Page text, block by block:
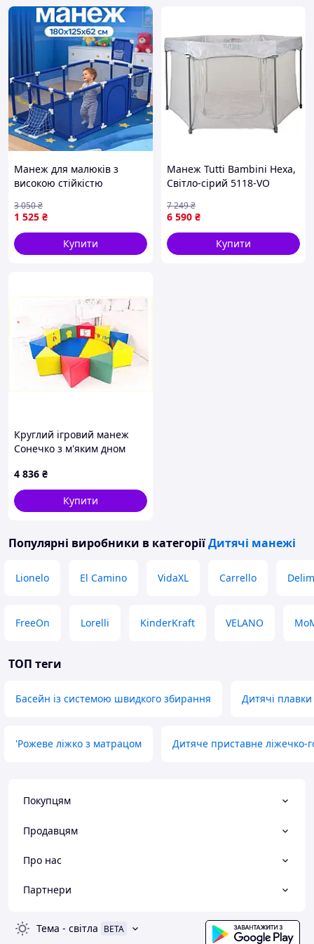
Манеж для малюків з
високою стійкістю
ігровий для дітей KP-50
1 525 ₴
3 050₴
Купити
Манеж Tutti Bambini Hexa,
Світло-сірий 5118-VO
6 590 ₴
7 249₴
Купити
Круглий ігровий манеж
Сонечко з м'яким дном
4 836 ₴
Купити
Популярні виробники в категоріїДитячі манежі
Lionelo El Camino VidaXL Carrello
FreeOn Lorelli KinderKraft VELANO
ТОП теги
Басейн із системою швидкого збирання Дитячі
'Рожеве ліжко з матрацом Дитяче приставне ліжечко-
Покупцям
Продавцям
Про нас
Партнери
Тема - світла BETA